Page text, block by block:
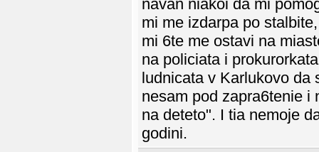
navan niakoi da mi
mi me izdarpa po
mi 6te me ostavi na
na policiata i
ludnicata v Karlukovo da
nesam pod zapra6tenie i
na deteto". I tia nemoje
godini.